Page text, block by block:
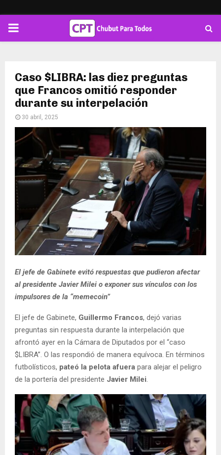
PRIMARY
Caso $LIBRA: las diez preguntas
que Francos omitió responder
durante su interpelación
30 abril, 2025
El jefe de Gabinete evitó respuestas que pudieron afectar
al presidente Javier Milei o exponer sus vínculos con los
impulsores de la “memecoin”
El jefe de Gabinete, Guillermo Francos, dejó varias
preguntas sin respuesta durante la interpelación que
afrontó ayer en la Cámara de Diputados por el “caso
$LIBRA”. O las respondió de manera equívoca. En términos
futbolísticos, pateó la pelota afuera para alejar el peligro
de la portería del presidente Javier Milei.